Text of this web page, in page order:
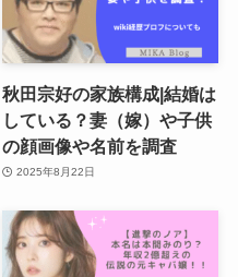
秋田宗好の家族構成|結婚は
している？妻（嫁）や子供
の顔画像や名前を調査
2025年8月22日